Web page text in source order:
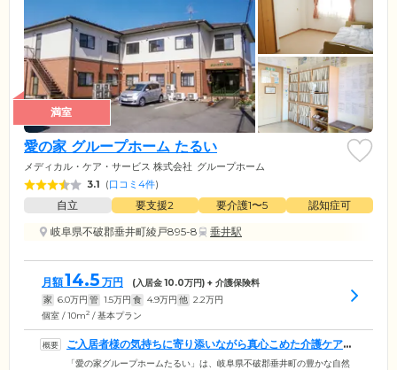
満室
愛の家 グループホーム たるい
メディカル・ケア・サービス 株式会社 グループホーム
3.1 (口コミ4件)
自立 要支援2 要介護1〜5
認知症可
岐阜県不破郡垂井町綾戸895-8
垂井駅
月額14.5 万円 (入居金10.0万円) + 介護保険料
家 6.0万円 管 1.5万円 食 4.9万円 他 2.2万円
個室 / 10m2 / 基本プラン
ご入居者様の気持ちに寄り添いながら真心こめた介護ケアを
お届けします
「愛の家グループホームたるい」は、岐阜県不破郡垂井町の豊かな自然